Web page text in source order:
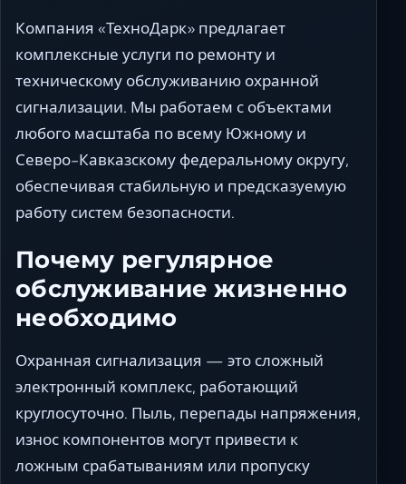
Компания «ТехноДарк» предлагает
комплексные услуги по ремонту и
техническому обслуживанию охранной
сигнализации. Мы работаем с объектами
любого масштаба по всему Южному и
Северо-Кавказскому федеральному округу,
обеспечивая стабильную и предсказуемую
работу систем безопасности.
Почему регулярное
обслуживание жизненно
необходимо
Охранная сигнализация — это сложный
электронный комплекс, работающий
круглосуточно. Пыль, перепады напряжения,
износ компонентов могут привести к
ложным срабатываниям или пропуску